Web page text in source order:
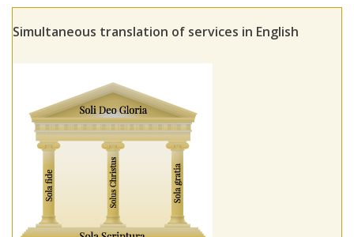
Simultaneous translation of services in English